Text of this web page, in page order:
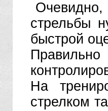
стрельбы
быстрой
На
стрелком